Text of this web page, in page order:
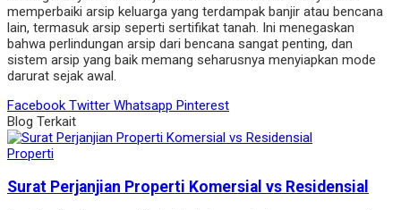
memperbaiki arsip keluarga yang terdampak banjir atau bencana
lain, termasuk arsip seperti sertifikat tanah. Ini menegaskan
bahwa perlindungan arsip dari bencana sangat penting, dan
sistem arsip yang baik memang seharusnya menyiapkan mode
darurat sejak awal.
Facebook Twitter Whatsapp Pinterest
Blog Terkait
Properti
Surat Perjanjian Properti Komersial vs Residensial